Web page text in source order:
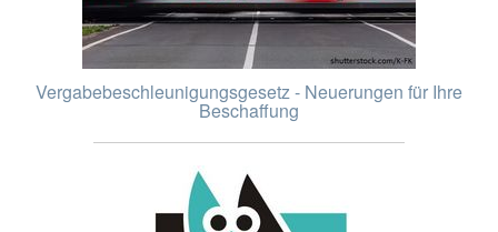
Vergabebeschleunigungsgesetz - Neuerungen für Ihre
Beschaffung